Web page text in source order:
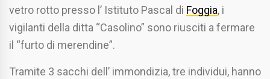
vetro rotto presso l’ Istituto Pascal di Foggia, i
vigilanti della ditta “Casolino” sono riusciti a fermare
il “furto di merendine”.
Tramite 3 sacchi dell’ immondizia, tre individui, hanno